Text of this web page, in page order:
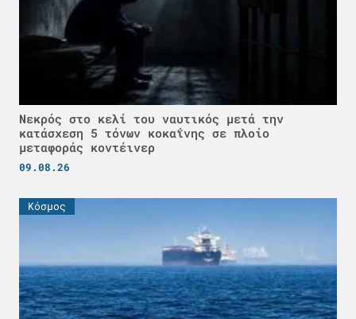
Νεκρός στο κελί του ναυτικός μετά την
κατάσχεση 5 τόνων κοκαΐνης σε πλοίο
μεταφοράς κοντέινερ
09.08.26
Κόσμος